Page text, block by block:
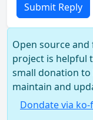
Submit Reply
Open source
project is helpful
small donation
maintain and
Dondate via